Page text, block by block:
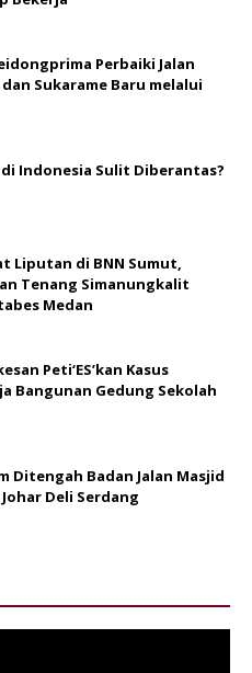
Perbaiki Jalan
Sukarame Baru melalui
Indonesia Sulit Diberantas?
Liputan di BNN Sumut,
Tenang Simanungkalit
Medan
Peti‘ES’kan Kasus
Bangunan Gedung Sekolah
Ditengah Badan Jalan Masjid
Deli Serdang